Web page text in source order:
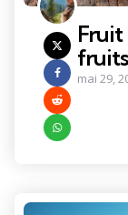
Fruit
mai 29,